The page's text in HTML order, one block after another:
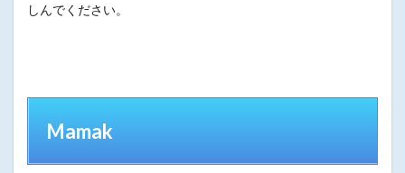
しんでください。
Mamak